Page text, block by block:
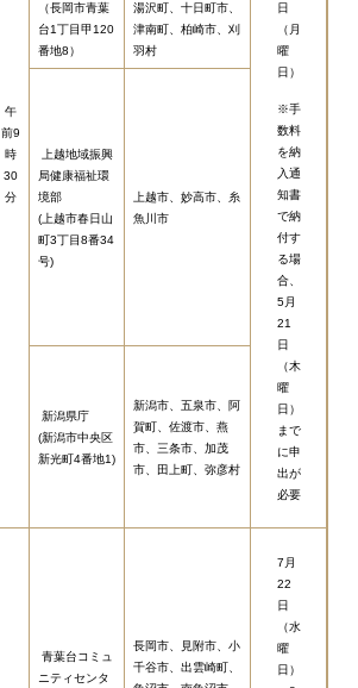
午
前9
時
30
分
日
（月
曜
日）
※手
数料
を納
入通
知書
で納
付す
る場
合、
5月
21
日
（木
曜
日）
まで
に申
出が
必要
（長岡市青葉
台1丁目甲120
番地8）
湯沢町、十日町市、
津南町、柏崎市、刈
羽村
上越地域振興
局健康福祉環
境部
(上越市春日山
町3丁目8番34
号)
上越市、妙高市、糸
魚川市
新潟県庁
(新潟市中央区
新光町4番地1)
新潟市、五泉市、阿
賀町、佐渡市、燕
市、三条市、加茂
市、田上町、弥彦村
青葉台コミュ
ニティセンタ
長岡市、見附市、小
千谷市、出雲崎町、
7月
22
日
（水
曜
日）